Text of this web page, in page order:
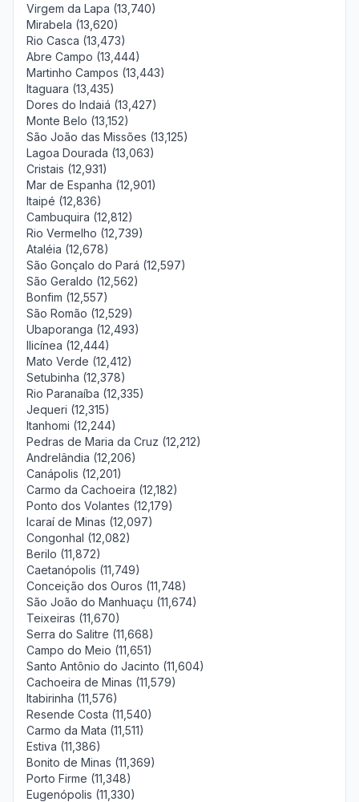
Virgem da Lapa (13,740)
Mirabela (13,620)
Rio Casca (13,473)
Abre Campo (13,444)
Martinho Campos (13,443)
Itaguara (13,435)
Dores do Indaiá (13,427)
Monte Belo (13,152)
São João das Missões (13,125)
Lagoa Dourada (13,063)
Cristais (12,931)
Mar de Espanha (12,901)
Itaipé (12,836)
Cambuquira (12,812)
Rio Vermelho (12,739)
Ataléia (12,678)
São Gonçalo do Pará (12,597)
São Geraldo (12,562)
Bonfim (12,557)
São Romão (12,529)
Ubaporanga (12,493)
Ilicínea (12,444)
Mato Verde (12,412)
Setubinha (12,378)
Rio Paranaíba (12,335)
Jequeri (12,315)
Itanhomi (12,244)
Pedras de Maria da Cruz (12,212)
Andrelândia (12,206)
Canápolis (12,201)
Carmo da Cachoeira (12,182)
Ponto dos Volantes (12,179)
Icaraí de Minas (12,097)
Congonhal (12,082)
Berilo (11,872)
Caetanópolis (11,749)
Conceição dos Ouros (11,748)
São João do Manhuaçu (11,674)
Teixeiras (11,670)
Serra do Salitre (11,668)
Campo do Meio (11,651)
Santo Antônio do Jacinto (11,604)
Cachoeira de Minas (11,579)
Itabirinha (11,576)
Resende Costa (11,540)
Carmo da Mata (11,511)
Estiva (11,386)
Bonito de Minas (11,369)
Porto Firme (11,348)
Eugenópolis (11,330)